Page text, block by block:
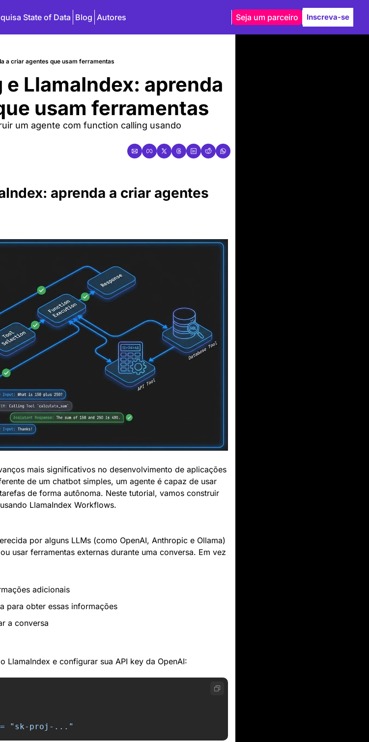
State of Data Blog Autores Seja um parceiro Inscreva-se
a criar agentes que usam ferramentas
LlamaIndex: aprenda
usam ferramentas
um agente com function calling usando
aprenda a criar agentes
mais significativos no desenvolvimento de aplicações
de um chatbot simples, um agente é capaz de usar
de forma autônoma. Neste tutorial, vamos construir
LlamaIndex Workflows.
por alguns LLMs (como OpenAI, Anthropic e Ollama)
usar ferramentas externas durante uma conversa. Em vez
adicionais
para obter essas informações
a conversa
LlamaIndex e configurar sua API key da OpenAI:
= " sk-proj-... "